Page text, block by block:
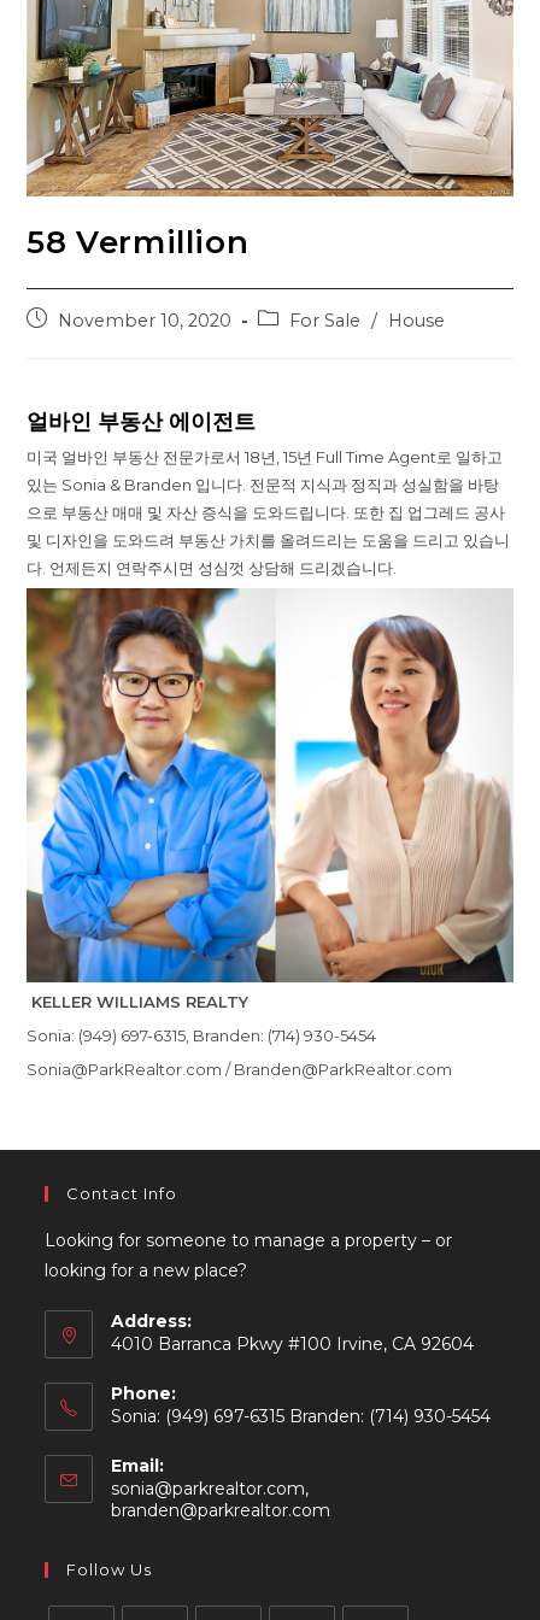
58 Vermillion
PostNovember 10, 2020
PostFor Sale / House
얼바인 부동산 에이전트
미국 얼바인 부동산 전문가로서 18년, 15년 Full Time Agent로 일하고
있는 Sonia & Branden 입니다. 전문적 지식과 정직과 성실함을 바탕
으로 부동산 매매 및 자산 증식을 도와드립니다. 또한 집 업그레드 공사
및 디자인을 도와드려 부동산 가치를 올려드리는 도움을 드리고 있습니
다. 언제든지 연락주시면 성심껏 상담해 드리겠습니다.
KELLER WILLIAMS REALTY
Sonia: (949) 697-6315, Branden: (714) 930-5454
Sonia@ParkRealtor.com / Branden@ParkRealtor.com
Contact Info
Looking for someone to manage a property – or
looking for a new place?
Address:
4010 Barranca Pkwy #100 Irvine, CA 92604
Phone:
Sonia: (949) 697-6315 Branden: (714) 930-5454
Email:
sonia@parkrealtor.com,
branden@parkrealtor.com
Follow Us